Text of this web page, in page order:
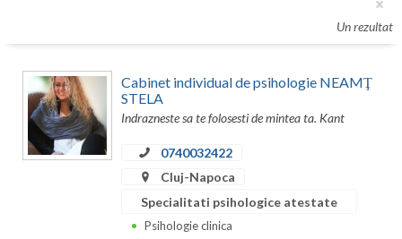
Calarasi
Caras-Severin
Cluj
Un rezultat
Cabinet individual de psihologie NEAMŢ
STELA
Indrazneste sa te folosesti de mintea ta. Kant
0740032422
Cluj-Napoca
Specialitati psihologice atestate
Psihologie clinica